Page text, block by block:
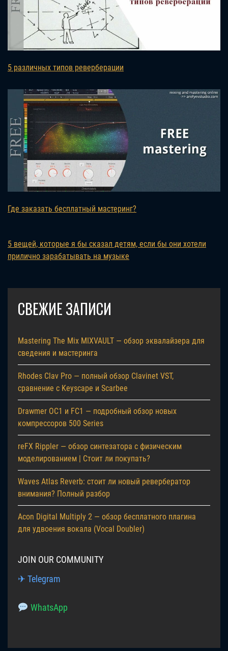
5 различных типов реверберации
Где заказать бесплатный мастеринг?
5 вещей, которые я бы сказал детям, если бы они хотели
прилично зарабатывать на музыке
СВЕЖИЕ ЗАПИСИ
Mastering The Mix MIXVAULT — обзор эквалайзера для
сведения и мастеринга
Rhodes Clav Pro — полный обзор Clavinet VST,
сравнение с Keyscape и Scarbee
Drawmer OC1 и FC1 — подробный обзор новых
компрессоров 500 Series
reFX Rippler — обзор синтезатора с физическим
моделированием | Стоит ли покупать?
Waves Atlas Reverb: стоит ли новый ревербератор
внимания? Полный разбор
Acon Digital Multiply 2 — обзор бесплатного плагина
для удвоения вокала (Vocal Doubler)
JOIN OUR COMMUNITY
✈ Telegram
WhatsApp